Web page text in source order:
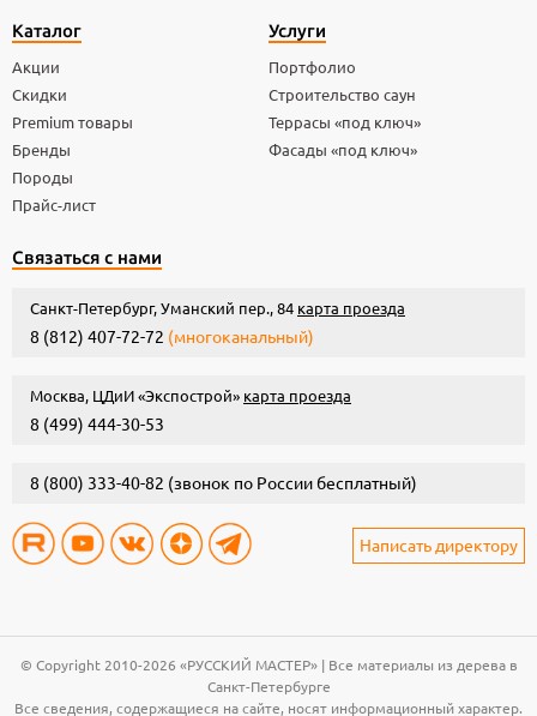
Каталог
Акции
Скидки
Premium товары
Бренды
Породы
Прайс-лист
Услуги
Портфолио
Строительство саун
Террасы «под ключ»
Фасады «под ключ»
Связаться с нами
Санкт-Петербург, Уманский пер., 84 карта проезда
8 (812) 407-72-72 (многоканальный)
Москва, ЦДиИ «Экспострой» карта проезда
8 (499) 444-30-53
8 (800) 333-40-82 (звонок по России бесплатный)
Написать директору
© Copyright 2010-2026 «РУССКИЙ МАСТЕР» | Все материалы из дерева в
Санкт-Петербурге
Все сведения, содержащиеся на сайте, носят информационный характер.